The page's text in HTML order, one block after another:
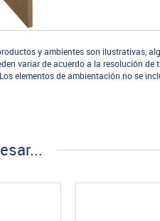
y ambientes son ilustrativas,
variar de acuerdo a la resolución de
elementos de ambientación no se